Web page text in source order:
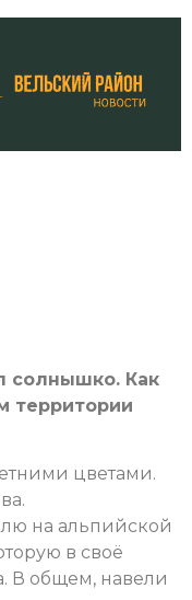
солнышко. Как
территории
цветами.
на альпийской
в своё
В общем, навели